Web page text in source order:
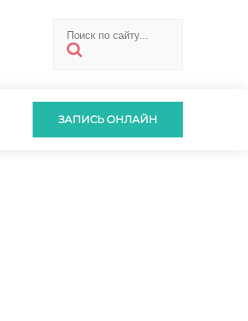
ЗАПИСЬ ОНЛАЙН